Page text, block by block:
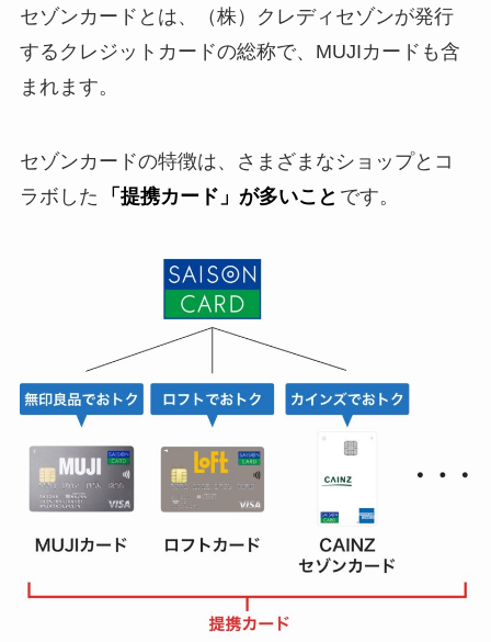
セゾンカードとは、（株）クレディセゾンが発行
するクレジットカードの総称で、MUJIカードも含
まれます。
セゾンカードの特徴は、さまざまなショップとコ
ラボした
「提携カード」が多いこと です。